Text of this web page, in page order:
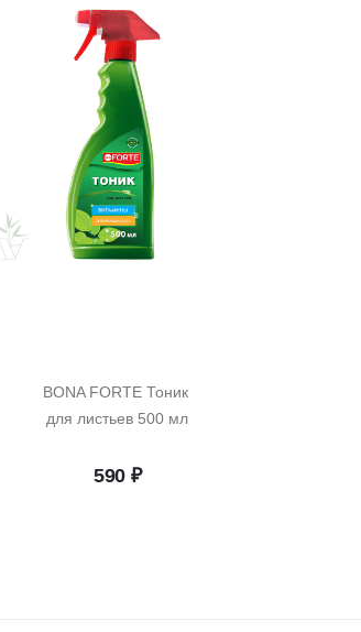
BONA FORTE Тоник
для листьев 500 мл
590 ₽